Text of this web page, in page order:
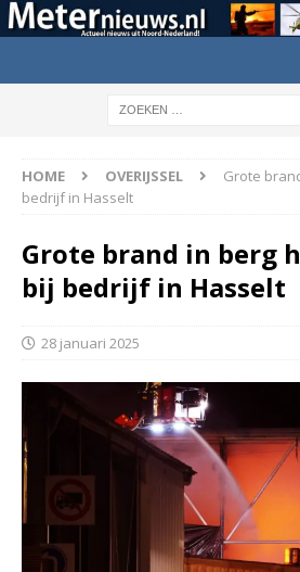
HOME OVERIJSSEL
Grote
bedrijf in Hasselt
Grote brand in berg
bij bedrijf in Hasselt
28 januari 2025